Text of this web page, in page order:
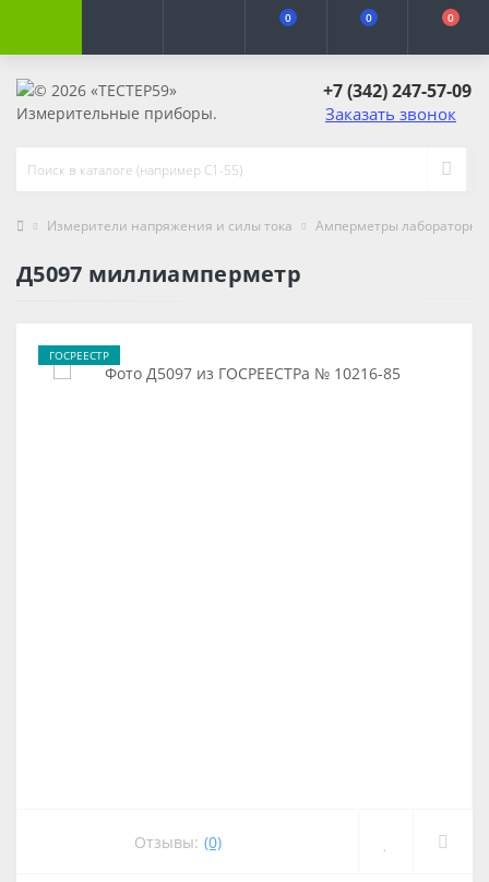
0 0 0
+7 (342) 247-57-09
Заказать звонок
Измерители напряжения и силы тока Амперметры
Д5097 миллиамперметр
ГОСРЕЕСТР
Отзывы: (0)